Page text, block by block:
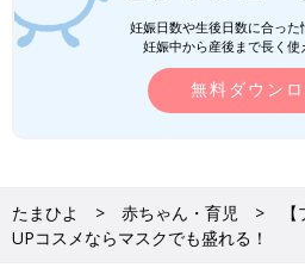
妊娠日数や生後日数に合った
妊娠中から産後まで長く使
無料ダウン
たまひよ 赤ちゃん・育児
UPコスメならマスクでも盛れる！